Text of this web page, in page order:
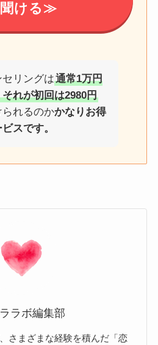
ける≫
セリングは通常1万円
れが初回は2980円
られるのかかなりお得
スです。
ラボ編集部
さまざまな経験を積んだ「恋